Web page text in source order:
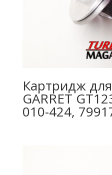
Картридж
GARRET
010-424,